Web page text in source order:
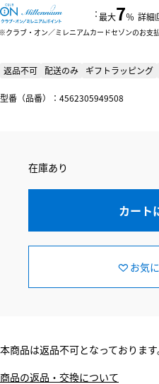
：最大7％ 詳細
クラブ・オン／ミレニアムカードセゾンのお支
返品不可 配送のみ ギフトラッピング
型番（品番）：4562305949508
在庫あり
カート
お気
本商品は返品不可となっております
商品の返品・交換について